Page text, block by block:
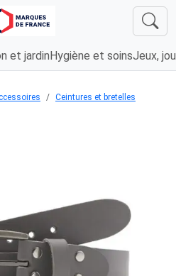
et jardin Hygiène et soinsJeux,
Ceintures et bretelles